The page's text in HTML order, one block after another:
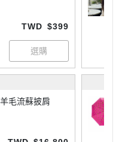
TWD $399
爾羊毛流蘇披肩